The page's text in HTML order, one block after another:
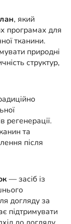
, який
програмах для
тканини.
природні
структур,
регенерації.
та
після
— засіб із
догляду за
підтримувати